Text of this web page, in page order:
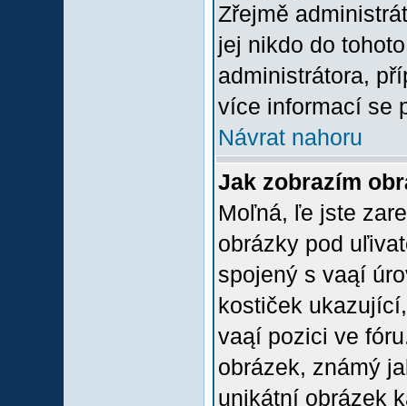
Zřejmě
jej nikdo do
administrátora,
více informací se
Návrat nahoru
Jak zobrazím
Moľná, ľe jste
obrázky pod
spojený s vaąí
kostiček
vaąí pozici ve
obrázek, známý
unikátní obrázek